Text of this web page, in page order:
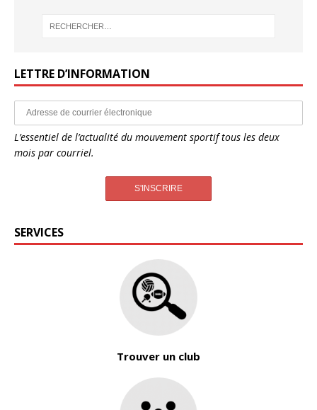
LETTRE D’INFORMATION
L’essentiel de l’actualité du mouvement sportif tous les deux
mois par courriel.
SERVICES
Trouver un club